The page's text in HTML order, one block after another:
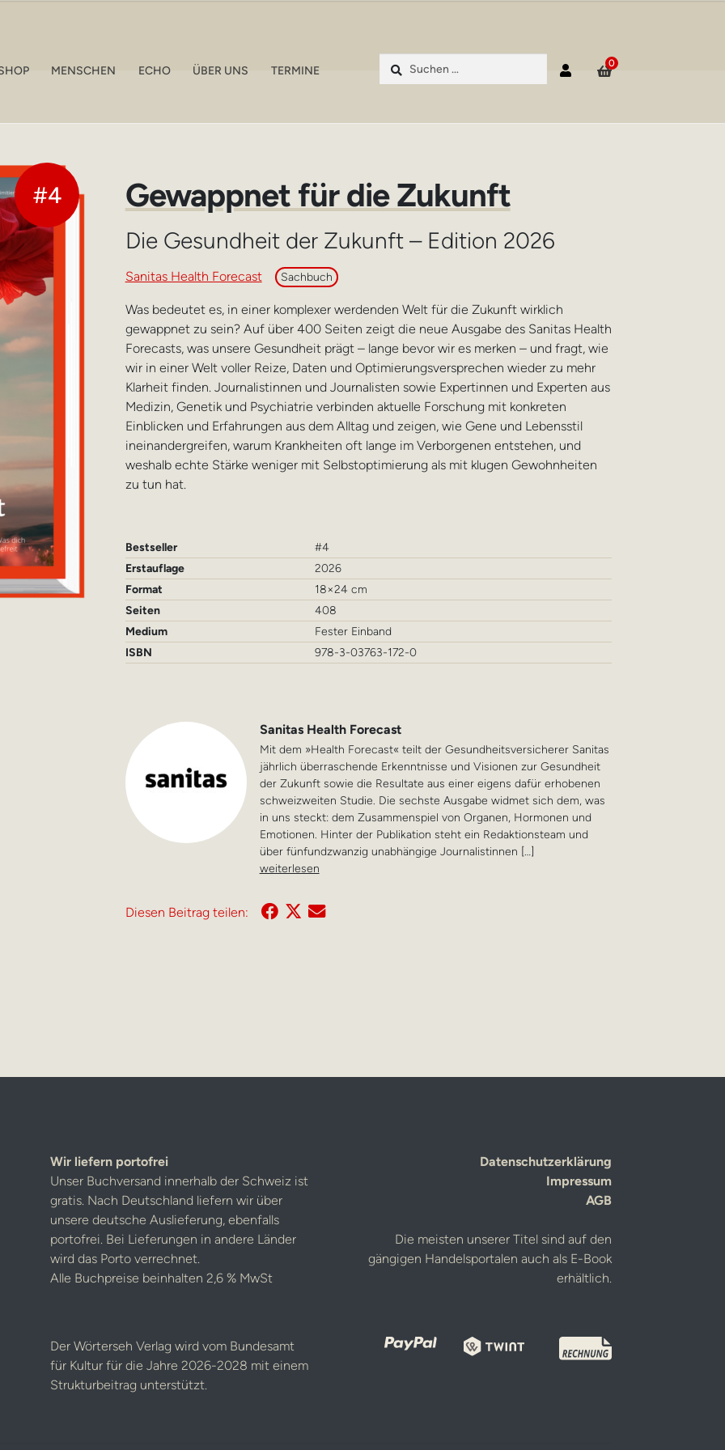
MENSCHEN ECHO ÜBER UNS TERMINE
Suchen
nach:
0
#4 Gewappnet für die Zukunft
Die Gesundheit der Zukunft – Edition 2026
Sanitas Health Forecast Sachbuch
Was bedeutet es, in einer komplexer werdenden Welt für die Zukunft wirklich
gewappnet zu sein? Auf über 400 Seiten zeigt die neue Ausgabe des Sanitas Health
Forecasts, was unsere Gesundheit prägt – lange bevor wir es merken – und fragt, wie
wir in einer Welt voller Reize, Daten und Optimierungsversprechen wieder zu mehr
Klarheit finden. Journalistinnen und Journalisten sowie Expertinnen und Experten aus
Medizin, Genetik und Psychiatrie verbinden aktuelle Forschung mit konkreten
Einblicken und Erfahrungen aus dem Alltag und zeigen, wie Gene und Lebensstil
ineinandergreifen, warum Krankheiten oft lange im Verborgenen entstehen, und
weshalb echte Stärke weniger mit Selbstoptimierung als mit klugen Gewohnheiten
zu tun hat.
Bestseller
#4
Erstauflage
2026
Format
18×24 cm
Seiten
408
Medium
Fester Einband
ISBN
978-3-03763-172-0
Sanitas Health Forecast
Mit dem »Health Forecast« teilt der Gesundheitsversicherer Sanitas
jährlich überraschende Erkenntnisse und Visionen zur Gesundheit
der Zukunft sowie die Resultate aus einer eigens dafür erhobenen
schweizweiten Studie. Die sechste Ausgabe widmet sich dem, was
in uns steckt: dem Zusammenspiel von Organen, Hormonen und
Emotionen. Hinter der Publikation steht ein Redaktionsteam und
über fünfundzwanzig unabhängige Journalistinnen […]
weiterlesen
Diesen Beitrag teilen:
Wir liefern portofrei
Unser Buchversand innerhalb der Schweiz ist
gratis. Nach Deutschland liefern wir über
unsere deutsche Auslieferung, ebenfalls
portofrei. Bei Lieferungen in andere Länder
wird das Porto verrechnet.
Alle Buchpreise beinhalten 2,6 % MwSt
Der Wörterseh Verlag wird vom Bundesamt
für Kultur für die Jahre 2026-2028 mit einem
Strukturbeitrag unterstützt.
Datenschutzerklärung
Impressum
AGB
Die meisten unserer Titel sind auf den
gängigen Handelsportalen auch als E-Book
erhältlich.